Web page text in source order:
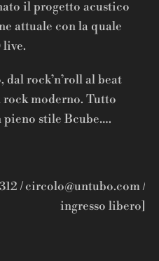
il progetto acustico
attuale con la quale
live.
rock’n’roll al beat
moderno. Tutto
stile Bcube….
/ circolo@untubo.com /
ingresso libero]